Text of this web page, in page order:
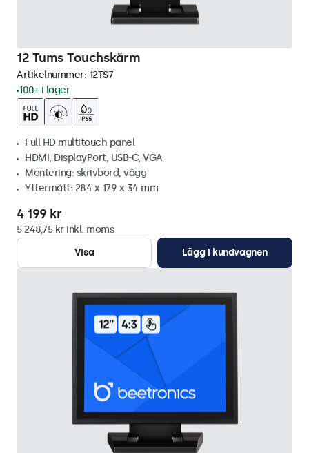
12 Tums Touchskärm
Artikelnummer: 12TS7
100+ i lager
Full HD multitouch panel
HDMI, DisplayPort, USB-C, VGA
Montering: skrivbord, vägg
Yttermått: 284 x 179 x 34 mm
4 199 kr
5 248,75 kr inkl. moms
Visa
Lägg i kundvagnen